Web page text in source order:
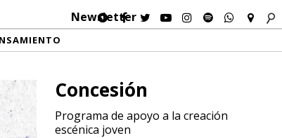
Newsletter
Concesión
Programa de apoyo a la creación
escénica joven